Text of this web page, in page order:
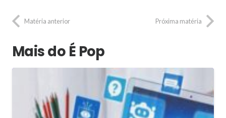
Matéria anterior Próxima matéria
Mais do É Pop